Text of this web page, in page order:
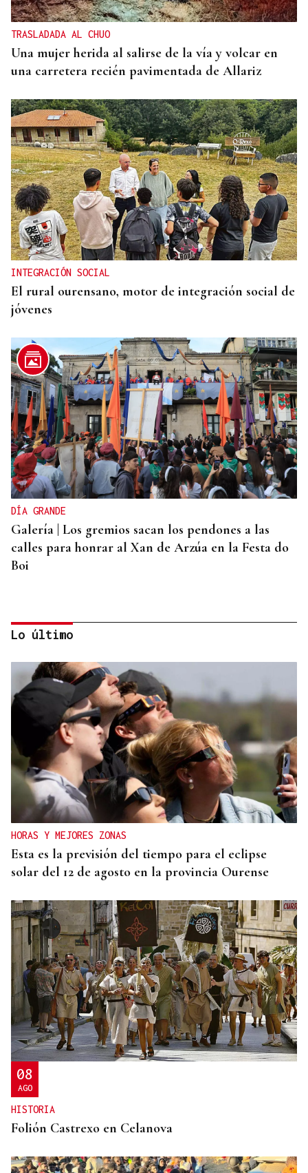
TRASLADADA AL CHUO
Una mujer herida al salirse de la vía y volcar en
una carretera recién pavimentada de Allariz
INTEGRACIÓN SOCIAL
El rural ourensano, motor de integración social de
jóvenes
DÍA GRANDE
Galería | Los gremios sacan los pendones a las
calles para honrar al Xan de Arzúa en la Festa do
Boi
QUEN CHO DIXO
¿Sabe usted que el sosias, Donald Trump, no quiso
perderse la inauguración de la Festa do Boi de
Allariz?
Lo último
HORAS Y MEJORES ZONAS
Esta es la previsión del tiempo para el eclipse
solar del 12 de agosto en la provincia Ourense
08
AGO
HISTORIA
Folión Castrexo en Celanova